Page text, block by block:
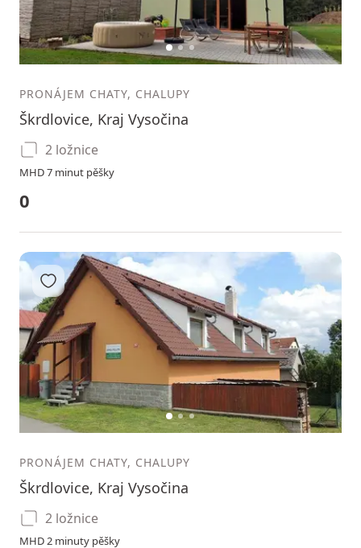
12 3
PRONÁJEM CHATY, CHALUPY
Škrdlovice, Kraj Vysočina
2 ložnice
MHD 7 minut pěšky
0
12 3
Přidat do oblíbených
PRONÁJEM CHATY, CHALUPY
Škrdlovice, Kraj Vysočina
2 ložnice
MHD 2 minuty pěšky